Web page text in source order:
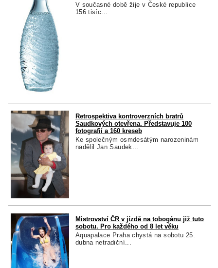
V současné době žije v České republice
156 tisíc...
Retrospektiva kontroverzních bratrů
Saudkových otevřena. Představuje 100
fotografií a 160 kreseb
Ke společným osmdesátým narozeninám
nadělil Jan Saudek...
Mistrovství ČR v jízdě na tobogánu již tuto
sobotu. Pro každého od 8 let věku
Aquapalace Praha chystá na sobotu 25.
dubna netradiční...